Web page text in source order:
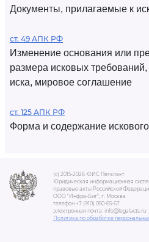
Документы, прилагаемые к
ст. 49 АПК РФ
Изменение основания или
размера исковых требований,
иска, мировое соглашение
ст. 125 АПК РФ
Форма и содержание
(c) 2015-2026 ЮИС Легалакт
Юридическая информационная
правовые акты Российской
ООО "Инфра-Бит", г. Москва.
телефон +7 (910) 050-65-67
электронная почта: info@legalacts.ru
Политика по обработке